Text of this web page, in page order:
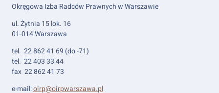
Okręgowa Izba Radców Prawnych w Warszawie
ul. Żytnia 15 lok. 16
01-014 Warszawa
tel. 22 862 41 69 (do -71)
tel. 22 403 33 44
fax 22 862 41 73
e-mail:oirp@oirpwarszawa.pl